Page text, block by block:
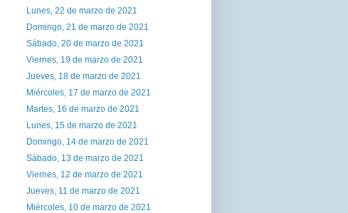
Lunes, 22 de marzo de 2021
Domingo, 21 de marzo de 2021
Sábado, 20 de marzo de 2021
Viernes, 19 de marzo de 2021
Jueves, 18 de marzo de 2021
Miércoles, 17 de marzo de 2021
Martes, 16 de marzo de 2021
Lunes, 15 de marzo de 2021
Domingo, 14 de marzo de 2021
Sábado, 13 de marzo de 2021
Viernes, 12 de marzo de 2021
Jueves, 11 de marzo de 2021
Miércoles, 10 de marzo de 2021